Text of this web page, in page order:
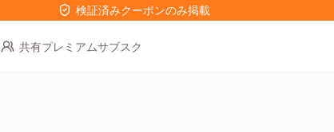
検証済みクーポンのみ掲載
共有プレミアムサブスク